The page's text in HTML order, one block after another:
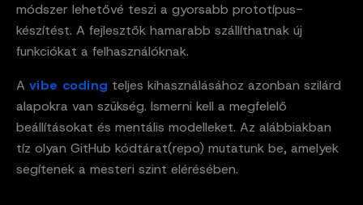
módszer lehetővé teszi a gyorsabb prototípus-
készítést. A fejlesztők hamarabb szállíthatnak új
funkciókat a felhasználóknak.
A vibe coding teljes kihasználásához azonban szilárd
alapokra van szükség. Ismerni kell a megfelelő
beállításokat és mentális modelleket. Az alábbiakban
tíz olyan GitHub kódtárat(repo) mutatunk be, amelyek
segítenek a mesteri szint elérésében.